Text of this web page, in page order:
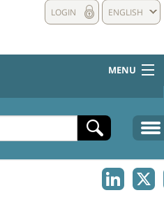
ENGLISH
LOGIN
MENU